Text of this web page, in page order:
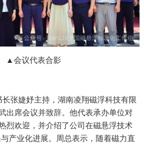
▲会议代表合影
张婕妤主持，湖南凌翔磁浮科技有限
出席会议并致辞。他代表承办单位对
烈欢迎，并介绍了公司在磁悬浮技术
产业化进展。周总表示，随着磁力直